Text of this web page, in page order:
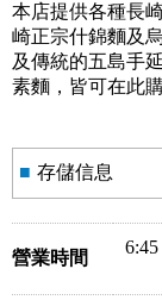
本店提供各種長
崎正宗什錦麵及
及傳統的五島手
素麵，皆可在此購
■ 存儲信息
營業時間